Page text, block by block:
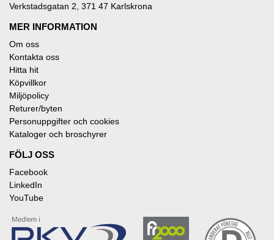
Verkstadsgatan 2, 371 47 Karlskrona
MER INFORMATION
Om oss
Kontakta oss
Hitta hit
Köpvillkor
Miljöpolicy
Returer/byten
Personuppgifter och cookies
Kataloger och broschyrer
FÖLJ OSS
Facebook
LinkedIn
YouTube